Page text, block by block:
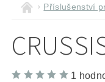
A KOLOBĚŽKY
POMŮCKY
Příslušenství
1